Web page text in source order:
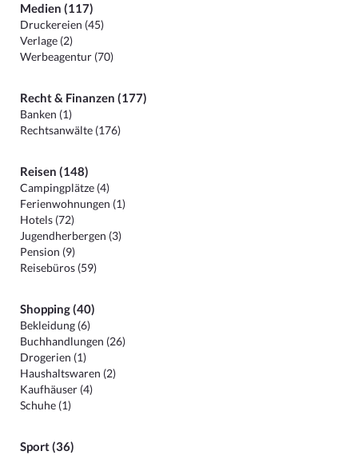
Medien (117)
Druckereien (45)
Verlage (2)
Werbeagentur (70)
Recht & Finanzen (177)
Banken (1)
Rechtsanwälte (176)
Reisen (148)
Campingplätze (4)
Ferienwohnungen (1)
Hotels (72)
Jugendherbergen (3)
Pension (9)
Reisebüros (59)
Shopping (40)
Bekleidung (6)
Buchhandlungen (26)
Drogerien (1)
Haushaltswaren (2)
Kaufhäuser (4)
Schuhe (1)
Sport (36)